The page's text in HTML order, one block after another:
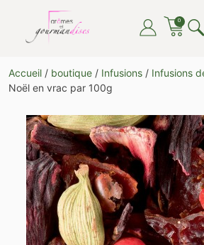
content
PLAISIR DE TOUTES ET TOUS
0
Accueil / boutique / Infusions / Infusions
Noël en vrac par 100g